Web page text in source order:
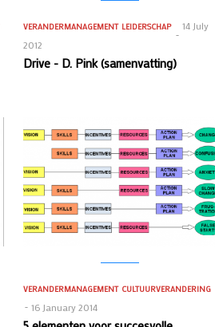
VERANDERMANAGEMENT LEIDERSCHAP
14 July
2012
Drive - D. Pink (samenvatting)
VERANDERMANAGEMENT CULTUURVERANDERING
16 January 2014